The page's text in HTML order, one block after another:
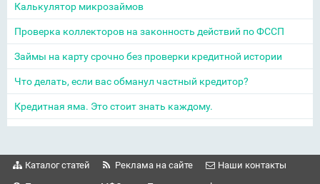
Калькулятор микрозаймов
Проверка коллекторов на законность действий по ФССП
Займы на карту срочно без проверки кредитной истории
Что делать, если вас обманул частный кредитор?
Кредитная яма. Это стоит знать каждому.
Каталог статей Реклама на сайте
Наши контакты